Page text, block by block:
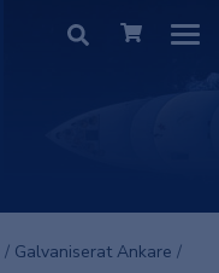
/ Galvaniserat Ankare /